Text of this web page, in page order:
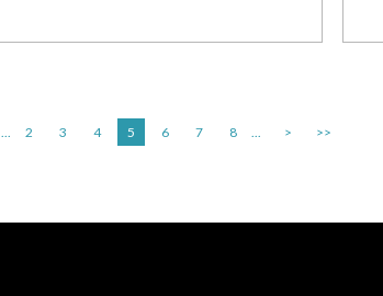
... 2 3 4 5 6 7 8 ... > >>